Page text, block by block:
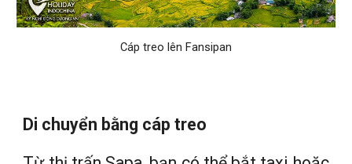
Cáp treo lên Fansipan
Di chuyển bằng cáp treo